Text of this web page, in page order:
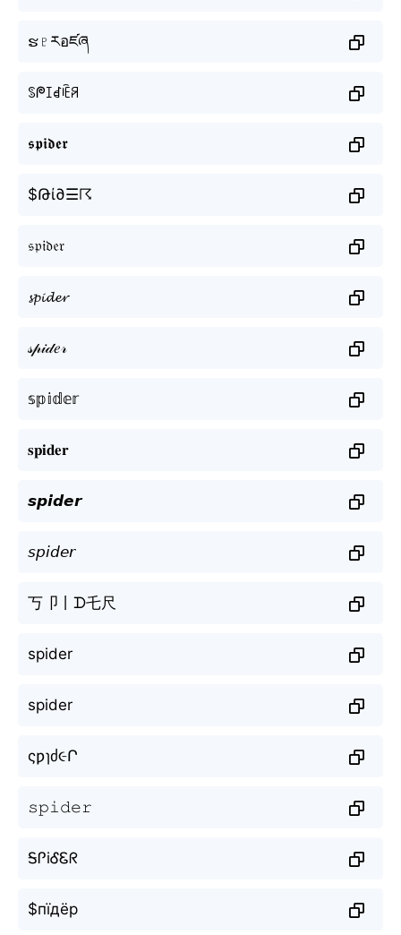
ຮ♇རอཛཞ
ꌗᖘꀤꀸꍟꋪ
𝖘𝖕𝖎𝖉𝖊𝖗
$Թί∂☰☈
𝔰𝔭𝔦𝔡𝔢𝔯
𝓼𝓹𝓲𝓭𝓮𝓻
𝓈𝓅𝒾𝒹𝑒𝓇
𝕤𝕡𝕚𝕕𝕖𝕣
𝐬𝐩𝐢𝐝𝐞𝐫
𝙨𝙥𝙞𝙙𝙚𝙧
𝘴𝘱𝘪𝘥𝘦𝘳
丂卩丨ᗪ乇尺
spider
spider
ςƿɿძ૯Ր
𝚜𝚙𝚒𝚍𝚎𝚛
ᎦᎵiᎴᏋᖇ
$пїдёр